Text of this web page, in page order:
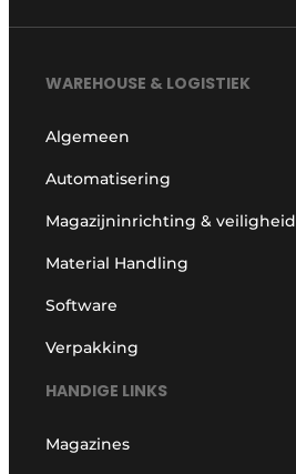
WAREHOUSE & LOGISTIEK
Algemeen
Automatisering
Magazijninrichting & veiligheid
Material Handling
Software
Verpakking
HANDIGE LINKS
Magazines